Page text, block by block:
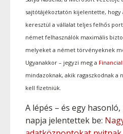
sajtótájékoztatón kijelentette, hogy
keresztül a vállalat teljes felhős
német felhasználók maximális
melyeket a német törvényeknek
Ugyanakkor – jegyzi meg a
mindazoknak, akik ragaszkodnak
kell fizetniük.
A lépés – és egy
napja jelentettek be: